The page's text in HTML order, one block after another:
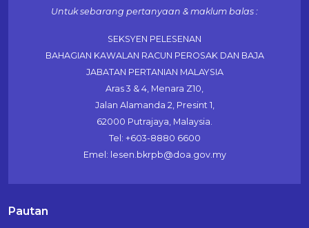
Untuk sebarang pertanyaan & maklum balas :
SEKSYEN PELESENAN
BAHAGIAN KAWALAN RACUN PEROSAK DAN BAJA
JABATAN PERTANIAN MALAYSIA
Aras 3 & 4, Menara Z10,
Jalan Alamanda 2, Presint 1,
62000 Putrajaya, Malaysia.
Tel: +603-8880 6600
Emel: lesen.bkrpb@doa.gov.my
Pautan